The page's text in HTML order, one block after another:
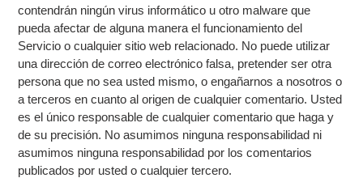
contendrán ningún virus informático u otro malware que
pueda afectar de alguna manera el funcionamiento del
Servicio o cualquier sitio web relacionado. No puede utilizar
una dirección de correo electrónico falsa, pretender ser otra
persona que no sea usted mismo, o engañarnos a nosotros o
a terceros en cuanto al origen de cualquier comentario. Usted
es el único responsable de cualquier comentario que haga y
de su precisión. No asumimos ninguna responsabilidad ni
asumimos ninguna responsabilidad por los comentarios
publicados por usted o cualquier tercero.